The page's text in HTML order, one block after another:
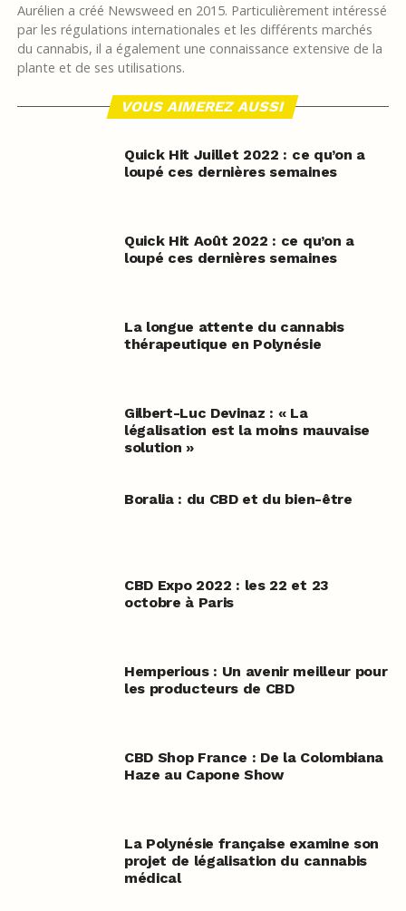
Aurélien a créé Newsweed en 2015. Particulièrement intéressé
par les régulations internationales et les différents marchés
du cannabis, il a également une connaissance extensive de la
plante et de ses utilisations.
VOUS AIMEREZ AUSSI
Quick Hit Juillet 2022 : ce qu’on a
loupé ces dernières semaines
Quick Hit Août 2022 : ce qu’on a
loupé ces dernières semaines
La longue attente du cannabis
thérapeutique en Polynésie
Gilbert-Luc Devinaz : « La
légalisation est la moins mauvaise
solution »
Boralia : du CBD et du bien-être
CBD Expo 2022 : les 22 et 23
octobre à Paris
Hemperious : Un avenir meilleur pour
les producteurs de CBD
CBD Shop France : De la Colombiana
Haze au Capone Show
La Polynésie française examine son
projet de légalisation du cannabis
médical